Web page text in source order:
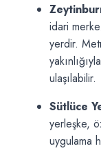
idari
yerdir.
ulaşılabilir.
Sütlüce
yerleşke,
uygulama